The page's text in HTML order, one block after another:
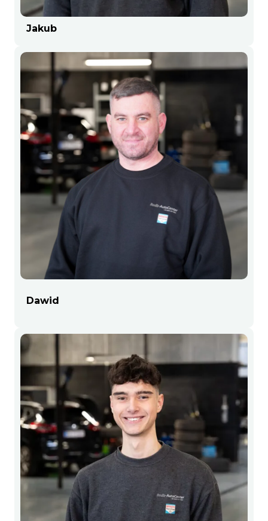
Jakub
Dawid